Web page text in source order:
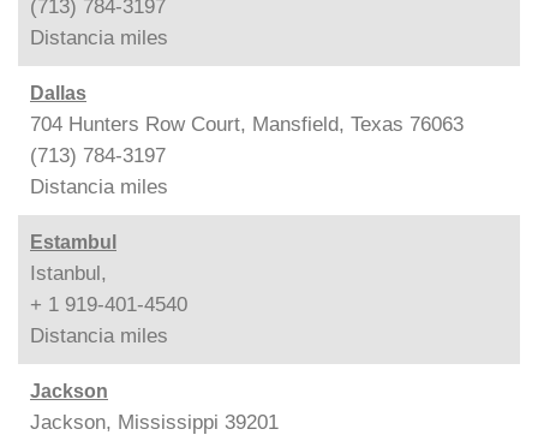
(713) 784-3197
Distancia miles
Dallas
704 Hunters Row Court, Mansfield, Texas 76063
(713) 784-3197
Distancia miles
Estambul
Istanbul,
+ 1 919-401-4540
Distancia miles
Jackson
Jackson, Mississippi 39201